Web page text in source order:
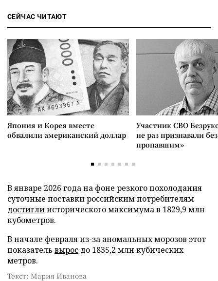
СЕЙЧАС ЧИТАЮТ
Япония и Корея вместе
обвалили американский доллар
Участник СВО
не раз признавали
пропавшим»
В январе 2026 года на фоне резкого похолодания
суточные поставки российским потребителям
достиглиисторического максимума в 1829,9 млн
кубометров.
В начале февраля из-за аномальных морозов этот
показатель вырос до 1835,2 млн кубических
метров.
Текст: Мария Иванова